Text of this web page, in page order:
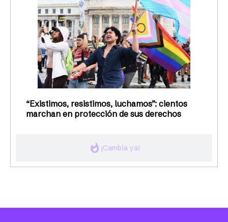
whatshot ¡Cambia ya!
“Existimos, resistimos, luchamos”: cientos
marchan en protección de sus derechos